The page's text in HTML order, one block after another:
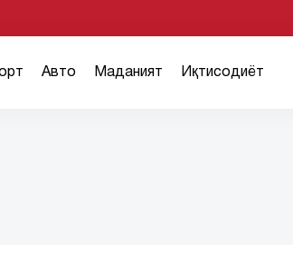
Авто Маданият Иқтисодиёт